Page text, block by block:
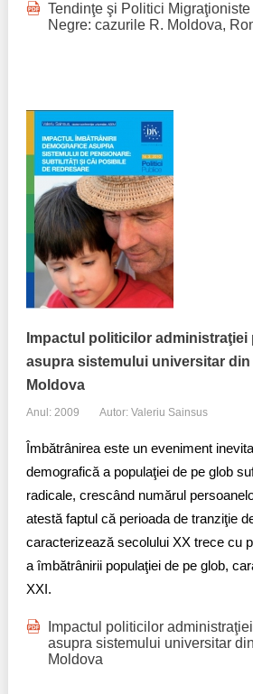
Tendinţe şi Politici
Negre: cazurile R. Moldova,
Impactul politicilor
asupra sistemului universitar
Moldova
Anul: 2009 Autor: Valeriu Sainsus
Îmbătrânirea este un eveniment
demografică a populaţiei de pe glob
radicale, crescând numărul
atestă faptul că perioada de tranziţie
caracterizează secolului XX trece cu
a îmbătrânirii populaţiei de pe glob,
XXI.
Impactul politicilor
asupra sistemului universitar
Moldova